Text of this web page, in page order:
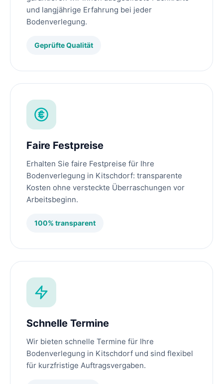
und langjährige Erfahrung bei jeder
Bodenverlegung.
Geprüfte Qualität
Faire Festpreise
Erhalten Sie faire Festpreise für Ihre
Bodenverlegung in Kitschdorf: transparente
Kosten ohne versteckte Überraschungen vor
Arbeitsbeginn.
100% transparent
Schnelle Termine
Wir bieten schnelle Termine für Ihre
Bodenverlegung in Kitschdorf und sind flexibel
für kurzfristige Auftragsvergaben.